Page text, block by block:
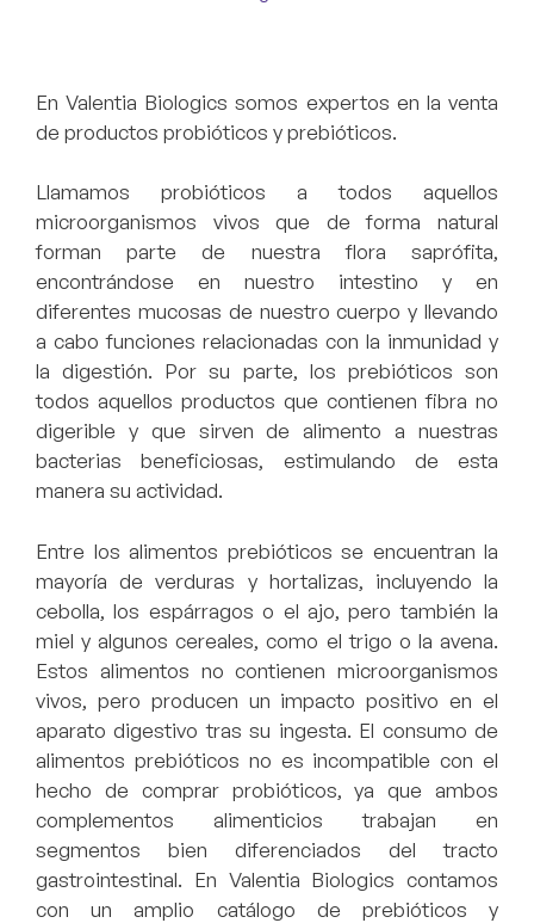
En Valentia Biologics somos expertos en la venta
de productos probióticos y prebióticos.
Llamamos probióticos a todos aquellos
microorganismos vivos que de forma natural
forman parte de nuestra flora saprófita,
encontrándose en nuestro intestino y en
diferentes mucosas de nuestro cuerpo y llevando
a cabo funciones relacionadas con la inmunidad y
la digestión. Por su parte, los prebióticos son
todos aquellos productos que contienen fibra no
digerible y que sirven de alimento a nuestras
bacterias beneficiosas, estimulando de esta
manera su actividad.
Entre los alimentos prebióticos se encuentran la
mayoría de verduras y hortalizas, incluyendo la
cebolla, los espárragos o el ajo, pero también la
miel y algunos cereales, como el trigo o la avena.
Estos alimentos no contienen microorganismos
vivos, pero producen un impacto positivo en el
aparato digestivo tras su ingesta. El consumo de
alimentos prebióticos no es incompatible con el
hecho de comprar probióticos, ya que ambos
complementos alimenticios trabajan en
segmentos bien diferenciados del tracto
gastrointestinal. En Valentia Biologics contamos
con un amplio catálogo de prebióticos y